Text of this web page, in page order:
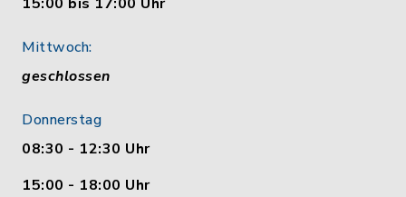
Mittwoch:
geschlossen
Donnerstag
08:30 - 12:30 Uhr
15:00 - 18:00 Uhr